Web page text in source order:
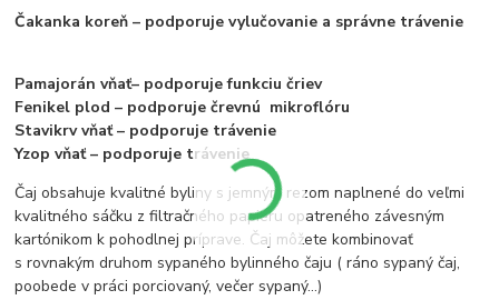
Čakanka koreň – podporuje vylučovanie a správne trávenie
Pamajorán vňať– podporuje funkciu čriev
Fenikel plod – podporuje črevnú mikroflóru
Stavikrv vňať – podporuje trávenie
Yzop vňať – podporuje trávenie
Čaj obsahuje kvalitné byliny s jemným rezom naplnené do veľmi
kvalitného sáčku z filtračného papieru opatreného závesným
kartónikom k pohodlnej príprave. Čaj môžete kombinovať
s rovnakým druhom sypaného bylinného čaju ( ráno sypaný čaj,
poobede v práci porciovaný, večer sypaný...)